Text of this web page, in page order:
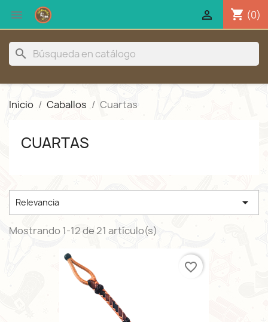
 shopping_cart (0)

search
Inicio Caballos Cuartas
CUARTAS
Relevancia 
Mostrando 1-12 de 21 artículo(s)
favorite_border